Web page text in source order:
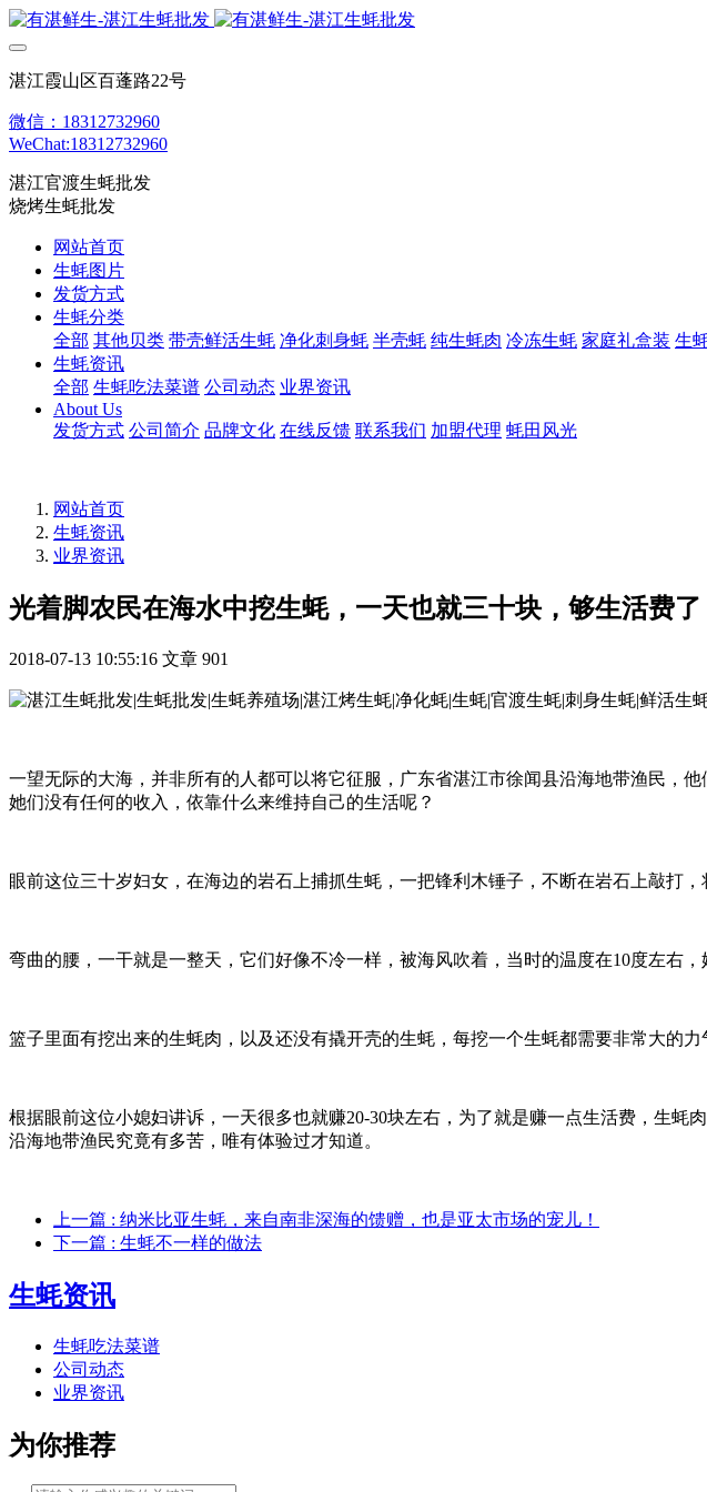
湛江霞山区百蓬路22号
微信：18312732960
WeChat:18312732960
湛江官渡生蚝批发
烧烤生蚝批发
网站首页
生蚝图片
发货方式
生蚝分类
全部 其他贝类 带壳鲜活生蚝 净化刺身蚝 半壳蚝 纯生蚝肉 冷冻生蚝 家庭礼盒装 生
生蚝资讯
全部 生蚝吃法菜谱 公司动态 业界资讯
About Us
发货方式 公司简介 品牌文化 在线反馈 联系我们 加盟代理 蚝田风光
网站首页
生蚝资讯
业界资讯
光着脚农民在海水中挖生蚝，一天也就三十块，够生活费了
2018-07-13 10:55:16 文章 901
一望无际的大海，并非所有的人都可以将它征服，广东省湛江市徐闻县沿海地带渔民，
她们没有任何的收入，依靠什么来维持自己的生活呢？
眼前这位三十岁妇女，在海边的岩石上捕抓生蚝，一把锋利木锤子，不断在岩石上敲打
弯曲的腰，一干就是一整天，它们好像不冷一样，被海风吹着，当时的温度在10度左右
篮子里面有挖出来的生蚝肉，以及还没有撬开壳的生蚝，每挖一个生蚝都需要非常大的
根据眼前这位小媳妇讲诉，一天很多也就赚20-30块左右，为了就是赚一点生活费，生
沿海地带渔民究竟有多苦，唯有体验过才知道。
上一篇 : 纳米比亚生蚝，来自南非深海的馈赠，也是亚太市场的宠儿！
下一篇 : 生蚝不一样的做法
生蚝资讯
生蚝吃法菜谱
公司动态
业界资讯
为你推荐